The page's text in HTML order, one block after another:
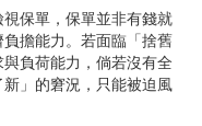
保單，保單並非有錢就
擔能力。若面臨「捨舊
負荷能力，倘若沒有全
」的窘況，只能被迫風